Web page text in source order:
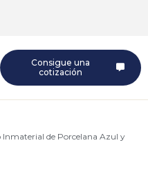
Consigue una
cotización
Inmaterial de Porcelana Azul y